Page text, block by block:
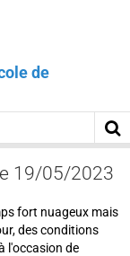
de
19/05/2023
fort nuageux mais
des conditions
l'occasion de